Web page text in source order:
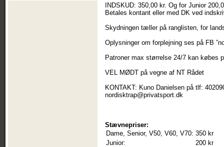
INDSKUD: 350,00 kr. Og for Junior
Betales kontant eller med DK ved
Skydningen tæller på ranglisten, for
Oplysninger om forplejning ses på FB
Patroner max størrelse 24/7 kan købes
VEL MØDT på vegne af NT Rådet
KONTAKT: Kuno Danielsen på tlf:
nordisktrap@privatsport.dk
Stævnepriser:
Dame, Senior, V50, V60, V70: 350 kr
Junior:
200 kr